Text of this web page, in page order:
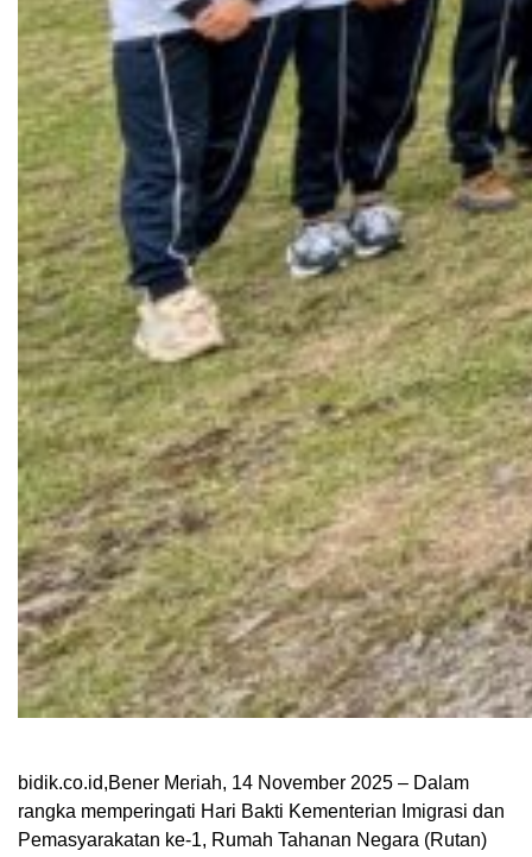
bidik.co.id,Bener Meriah, 14 November 2025 – Dalam
rangka memperingati Hari Bakti Kementerian Imigrasi dan
Pemasyarakatan ke-1, Rumah Tahanan Negara (Rutan)